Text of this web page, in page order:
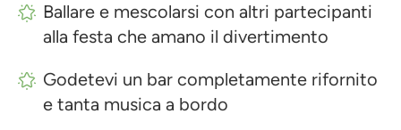
Ballare e mescolarsi con altri partecipanti
alla festa che amano il divertimento
Godetevi un bar completamente rifornito
e tanta musica a bordo